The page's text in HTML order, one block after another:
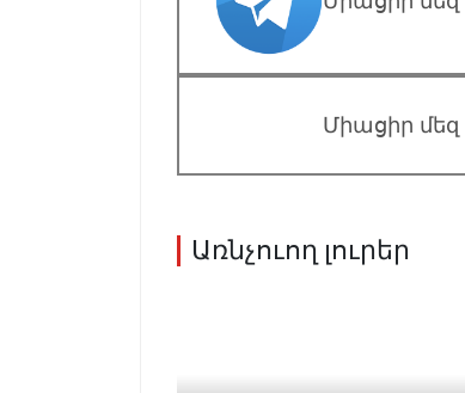
Միացիր մեզ
Առնչուող լուրեր